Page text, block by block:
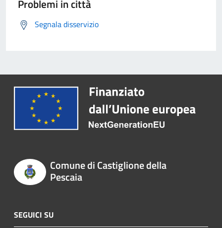
Problemi in città
Segnala disservizio
Comune di Castiglione della
Pescaia
SEGUICI SU